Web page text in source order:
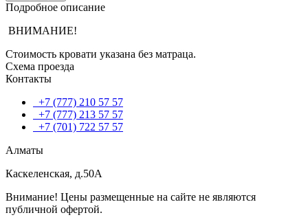
Подробное описание
ВНИМАНИЕ!
Стоимость кровати указана без матраца.
Схема проезда
Контакты
+7 (777) 210 57 57
+7 (777) 213 57 57
+7 (701) 722 57 57
Алматы
Каскеленская, д.50А
Внимание! Цены размещенные на сайте не являются
публичной офертой.